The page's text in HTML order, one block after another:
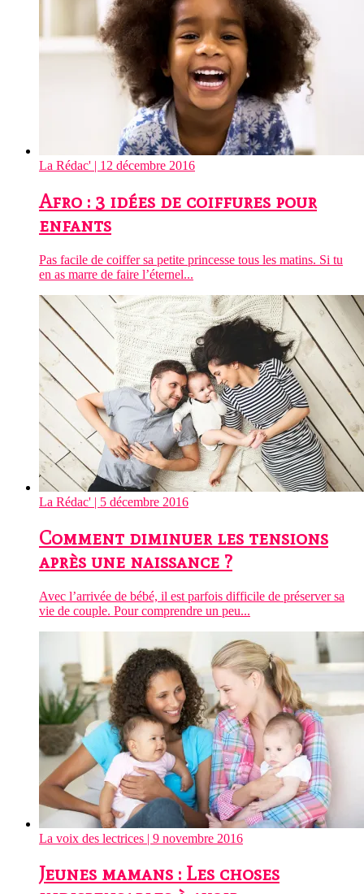
La Rédac' | 12 décembre 2016
Afro : 3 idées de coiffures pour
enfants
Pas facile de coiffer sa petite princesse tous les matins. Si tu
en as marre de faire l’éternel...
La Rédac' | 5 décembre 2016
Comment diminuer les tensions
après une naissance ?
Avec l’arrivée de bébé, il est parfois difficile de préserver sa
vie de couple. Pour comprendre un peu...
La voix des lectrices | 9 novembre 2016
Jeunes mamans : Les choses